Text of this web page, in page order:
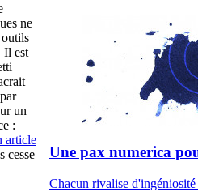
Une pax numerica
Chacun rivalise
ne
outils
Il est
un
:
article
cesse